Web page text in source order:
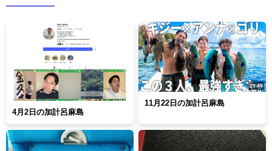
4月2日の加計呂麻島
11月22日の加計呂麻島